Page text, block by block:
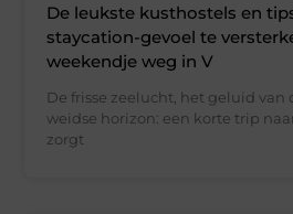
De leukste kusthostels en
staycation-gevoel te
weekendje weg in V
De frisse zeelucht, het geluid van
weidse horizon: een korte trip
zorgt